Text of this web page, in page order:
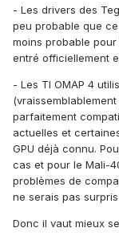
- Les drivers des
peu probable que
moins probable
entré officiellement
- Les TI OMAP 4
parfaitement
actuelles et
GPU déjà connu.
cas et pour le Mali-
problèmes de
ne serais pas
Donc il vaut mieux